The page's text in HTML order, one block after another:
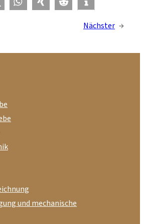
Nächster →
und mechanische